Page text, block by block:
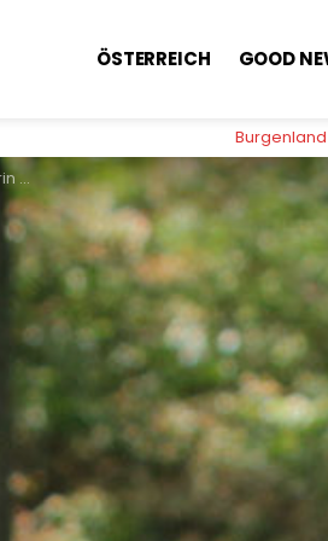
ÖSTERREICH GOOD
Burgenland